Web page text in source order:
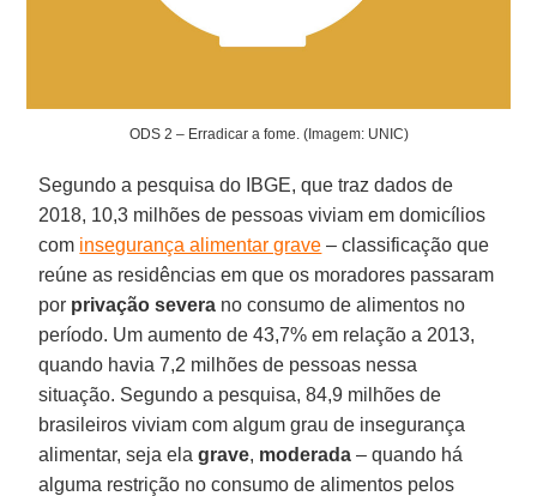
ODS 2 – Erradicar a fome. (Imagem: UNIC)
Segundo a pesquisa do IBGE, que traz dados de
2018, 10,3 milhões de pessoas viviam em domicílios
com insegurança alimentar grave – classificação que
reúne as residências em que os moradores passaram
por privação severa no consumo de alimentos no
período. Um aumento de 43,7% em relação a 2013,
quando havia 7,2 milhões de pessoas nessa
situação. Segundo a pesquisa, 84,9 milhões de
brasileiros viviam com algum grau de insegurança
alimentar, seja elagrave, moderada – quando há
alguma restrição no consumo de alimentos pelos